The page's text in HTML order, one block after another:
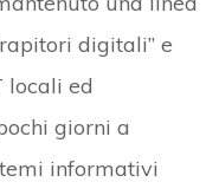
digitali” e
locali ed
giorni a
informativi